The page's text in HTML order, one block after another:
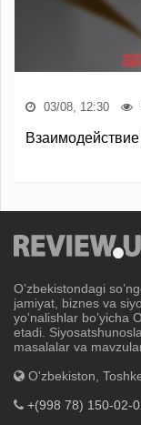
03/08, 12:30
Oʼzbekistondagi
jamiyat, biznes va
yoʼnalishlar boʼyicha
etadi.
masalalar va
O'zbekiston,
+(998 78) 150-02-